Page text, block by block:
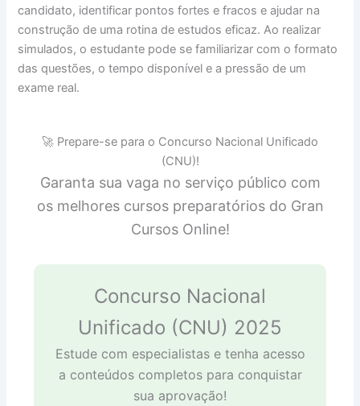
candidato, identificar pontos fortes e fracos e ajudar na
construção de uma rotina de estudos eficaz. Ao realizar
simulados, o estudante pode se familiarizar com o formato
das questões, o tempo disponível e a pressão de um
exame real.
🚀 Prepare-se para o Concurso Nacional Unificado
(CNU)!
Garanta sua vaga no serviço público com
os melhores cursos preparatórios do Gran
Cursos Online!
Concurso Nacional
Unificado (CNU) 2025
Estude com especialistas e tenha acesso
a conteúdos completos para conquistar
sua aprovação!